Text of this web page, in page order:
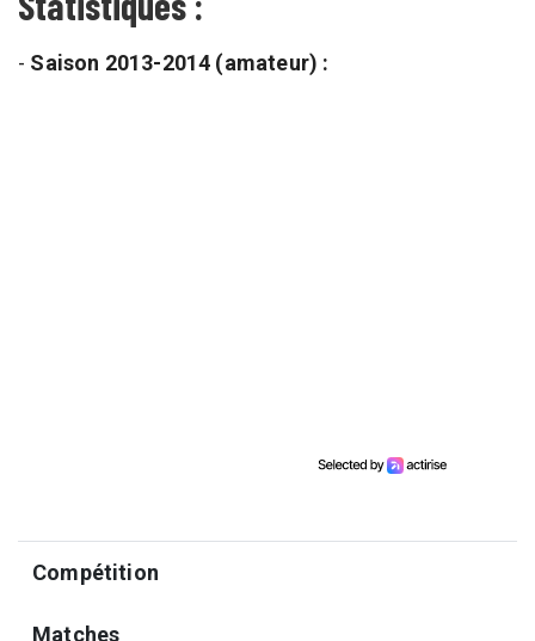
- Saison 2013-2014 (amateur) :
Compétition
Matches